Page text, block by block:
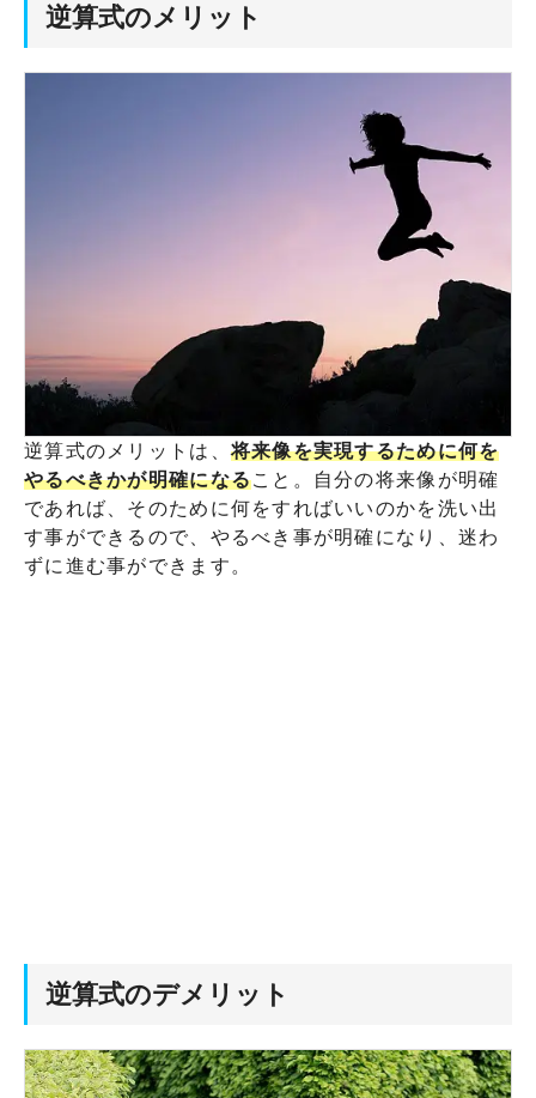
逆算式のメリット
逆算式のメリットは、将来像を実現するために何を
やるべきかが明確になること。自分の将来像が明確
であれば、そのために何をすればいいのかを洗い出
す事ができるので、やるべき事が明確になり、迷わ
ずに進む事ができます。
逆算式のデメリット